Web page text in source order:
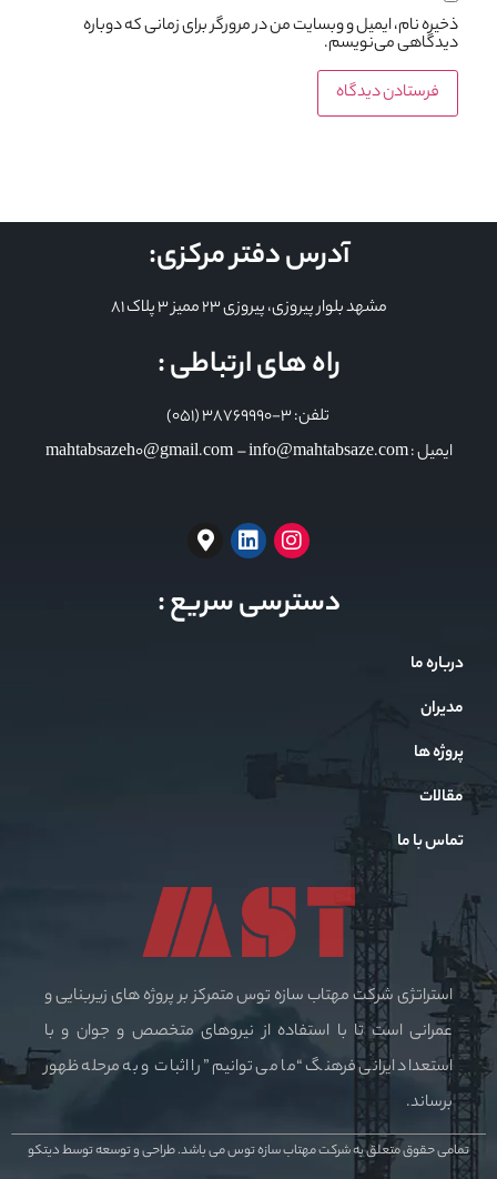
ذخیره نام، ایمیل و وبسایت من در مرورگر برای زمانی که دوباره
دیدگاهی می‌نویسم.
آدرس دفتر مرکزی:
مشهد بلوار پیروزی، پیروزی 23 ممیز 3 پلاک 81
راه های ارتباطی :
تلفن: 3-38769990 (051)
ایمیل : mahtabsazeh0@gmail.com – info@mahtabsaze.com
دسترسی سریع :
درباره ما
مدیران
پروژه ها
مقالات
تماس با ما
استراتژی شرکت مهتاب سازه توس متمرکز بر پروژه های زیربنایی و
عمرانی است تا با استفاده از نیروهای متخصص و جوان و با
استعداد ایرانی فرهنگ “ما می توانیم” را اثبات و به مرحله ظهور
برساند.
تمامی حقوق متعلق به شرکت مهتاب سازه توس می باشد.طراحی و توسعه توسط دیتکو